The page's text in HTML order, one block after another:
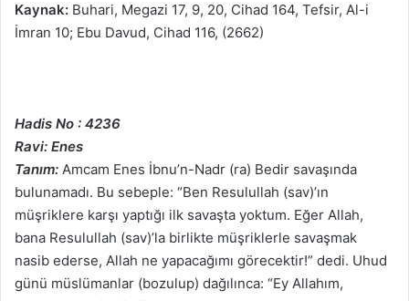
Kaynak: Buhari, Megazi 17, 9, 20, Cihad 164, Tefsir, Al-i
İmran 10; Ebu Davud, Cihad 116, (2662)
Hadis No : 4236
Ravi: Enes
Tanım: Amcam Enes İbnu’n-Nadr (ra) Bedir savaşında
bulunamadı. Bu sebeple: “Ben Resulullah (sav)’ın
müşriklere karşı yaptığı ilk savaşta yoktum. Eğer Allah,
bana Resulullah (sav)’la birlikte müşriklerle savaşmak
nasib ederse, Allah ne yapacağımı görecektir!” dedi. Uhud
günü müslümanlar (bozulup) dağılınca: “Ey Allahım,